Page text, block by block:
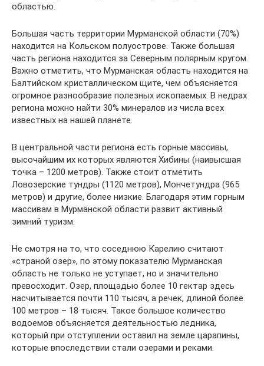
областью.
Большая часть территории Мурманской области (70%)
находится на Кольском полуострове. Также большая
часть региона находится за Северным полярным кругом.
Важно отметить, что Мурманская область находится на
Балтийском кристаллическом щите, чем объясняется
огромное разнообразие полезных ископаемых. В недрах
региона можно найти 30% минералов из числа всех
известных на нашей планете.
В центральной части региона есть горные массивы,
высочайшим их которых являются Хибины (наивысшая
точка – 1200 метров). Также стоит отметить
Ловозерские тундры (1120 метров), Мончетундра (965
метров) и другие, более низкие. Благодаря этим горным
массивам в Мурманской области развит активный
зимний туризм.
Не смотря на то, что соседнюю Карелию считают
«страной озер», по этому показателю Мурманская
область не только не уступает, но и значительно
превосходит. Озер, площадью более 10 гектар здесь
насчитывается почти 110 тысяч, а речек, длиной более
100 метров – 18 тысяч. Такое большое количество
водоемов объясняется деятельностью ледника,
который при отступлении оставил на земле царапины,
которые впоследствии стали озерами и реками.